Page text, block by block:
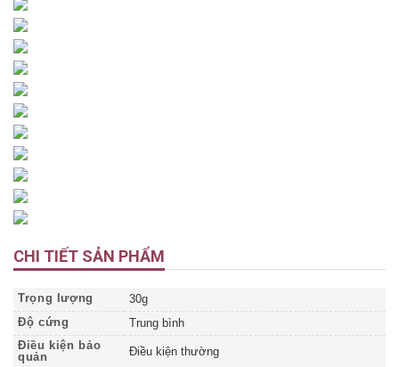
CHI TIẾT SẢN PHẨM
Trọng lượng
30g
Độ cứng
Trung bình
Điều kiện bảo
quản
Điều kiện thường